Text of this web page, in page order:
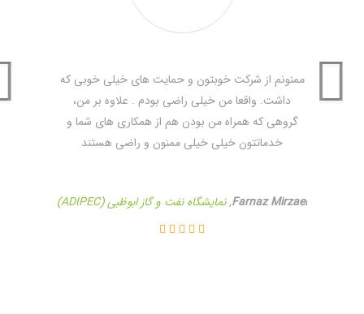
جهت کسب اطلاعات بیشتر و مشاهده وبسایت رسمی رویداداینجاکلیک نمایید.
ممنونم از شرکت خوبتون و حمایت های خیلی خوبی که
داشت. واقعا من خیلی راضی بودم . علاوه بر من،
گروهی که همراه من بودن هم از همکاری های شما و
خدماتتون خیلی خیلی ممنون و راضی هستند
Farnaz Mirzaei
,نمایشگاه نفت و گاز ابوظبی (ADIPEC)